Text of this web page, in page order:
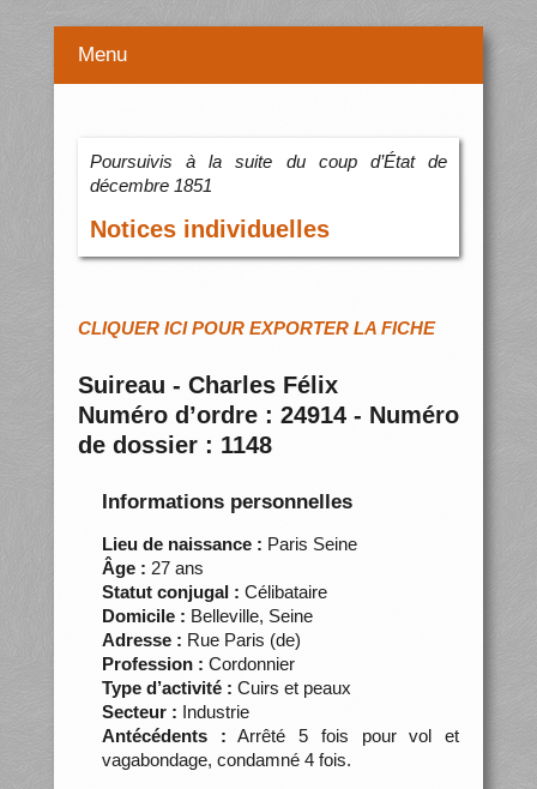
Menu
Poursuivis à la suite du coup d’État de
décembre 1851
Notices individuelles
CLIQUER ICI POUR EXPORTER LA FICHE
Suireau - Charles Félix
Numéro d’ordre : 24914 - Numéro
de dossier : 1148
Informations personnelles
Lieu de naissance : Paris Seine
Âge : 27 ans
Statut conjugal : Célibataire
Domicile : Belleville, Seine
Adresse : Rue Paris (de)
Profession : Cordonnier
Type d’activité : Cuirs et peaux
Secteur : Industrie
Antécédents : Arrêté 5 fois pour vol et
vagabondage, condamné 4 fois.